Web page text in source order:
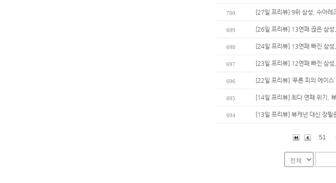
700 [27일 프리뷰] 9위 삼성, 수아레
699 [26일 프리뷰] 13연패 끊은 삼
698 [24일 프리뷰] 13연패 빠진 삼
697 [23일 프리뷰] 12연패 빠진 삼
696 [22일 프리뷰] ‘푸른 피의 에이스
695 [14일 프리뷰] 최다 연패 위기,
694 [13일 프리뷰] 뷰캐넌 대신 장필
51